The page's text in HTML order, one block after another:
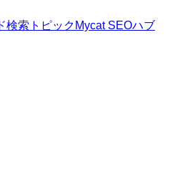
検索トピック Mycat SEOハブ